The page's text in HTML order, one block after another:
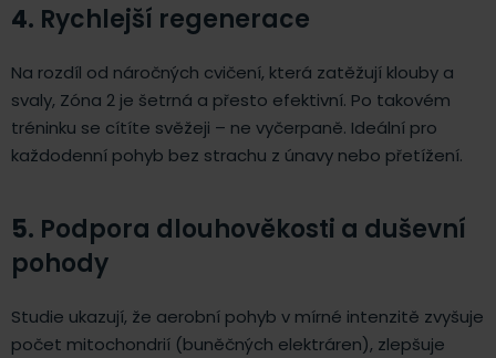
4. Rychlejší regenerace
Na rozdíl od náročných cvičení, která zatěžují klouby a
svaly, Zóna 2 je šetrná a přesto efektivní. Po takovém
tréninku se cítíte svěžeji – ne vyčerpaně. Ideální pro
každodenní pohyb bez strachu z únavy nebo přetížení.
5. Podpora dlouhověkosti a duševní
pohody
Studie ukazují, že aerobní pohyb v mírné intenzitě zvyšuje
počet mitochondrií (buněčných elektráren), zlepšuje